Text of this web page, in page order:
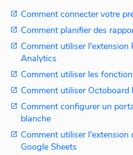
Comment connecter votre
Comment planifier des
Comment utiliser l'extension
Analytics
Comment utiliser les
Comment utiliser Octoboard
Comment configurer un
blanche
Comment utiliser l'extension
Google Sheets